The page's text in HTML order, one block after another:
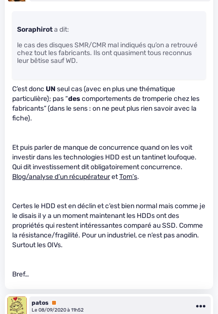
Soraphirota dit:
le cas des disques SMR/CMR mal indiqués qu’on a retrouvé
chez tout les fabricants. Ils ont quasiment tous reconnus
leur bêtise sauf WD.
C’est donc UN seul cas (avec en plus une thématique
particulière); pas “descomportements de tromperie chez les
fabricants” (dans le sens : on ne peut plus rien savoir avec la
fiche).
Et puis parler de manque de concurrence quand on les voit
investir dans les technologies HDD est un tantinet loufoque.
Qui dit investissement dit obligatoirement concurrence.
Blog/analyse d’un récupérateuretTom’s.
Certes le HDD est en déclin et c’est bien normal mais comme je
le disais il y a un moment maintenant les HDDs ont des
propriétés qui restent intéressantes comparé au SSD. Comme
la résistance/fragilité. Pour un industriel, ce n’est pas anodin.
Surtout les OIVs.
Bref…
patos Premium
Le 08/09/2020 à 11h52